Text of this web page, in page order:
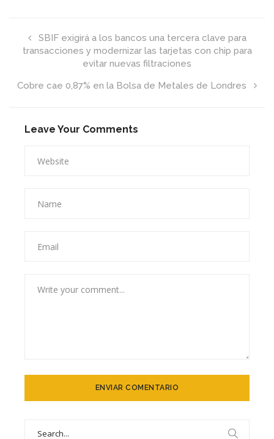
al
a
ofertas
SBIF exigirá a los bancos una tercera clave para
transacciones y modernizar las tarjetas con chip para
evitar nuevas filtraciones
Cobre cae 0,87% en la Bolsa de Metales de Londres
Leave Your Comments